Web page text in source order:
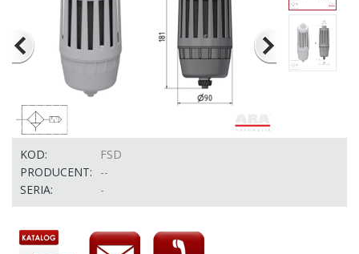
KOD:
FSD
PRODUCENT:
--
SERIA:
-